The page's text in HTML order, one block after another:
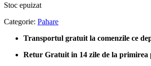
Stoc epuizat
Categorie: Pahare
Transportul gratuit la comenzile ce
Retur Gratuit in 14 zile de la primirea